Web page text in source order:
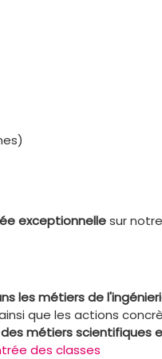
exceptionnellesur
les métiers de
que les actions
métiersscientifiques
des classes